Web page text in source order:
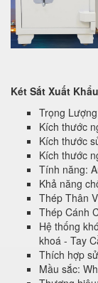
Két Sắt Xuất
Trọng
Kích thước
Kích thước
Kích thước
Tính năng:
Khả năng
Thép Thân
Thép Cánh
Hệ thống
khoá - Tay
Thích hợp
Mầu sắc: